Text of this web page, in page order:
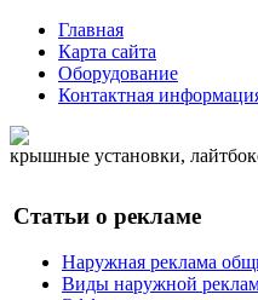
Главная
Карта сайта
Оборудование
Контактная
крышные установки,
Статьи о рекламе
Наружная реклама
Виды наружной